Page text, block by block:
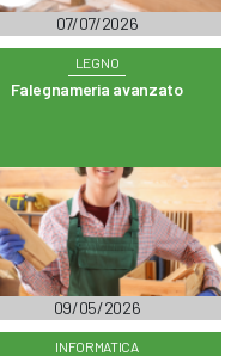
07/07/2026
LEGNO
Falegnameria avanzato
09/05/2026
INFORMATICA